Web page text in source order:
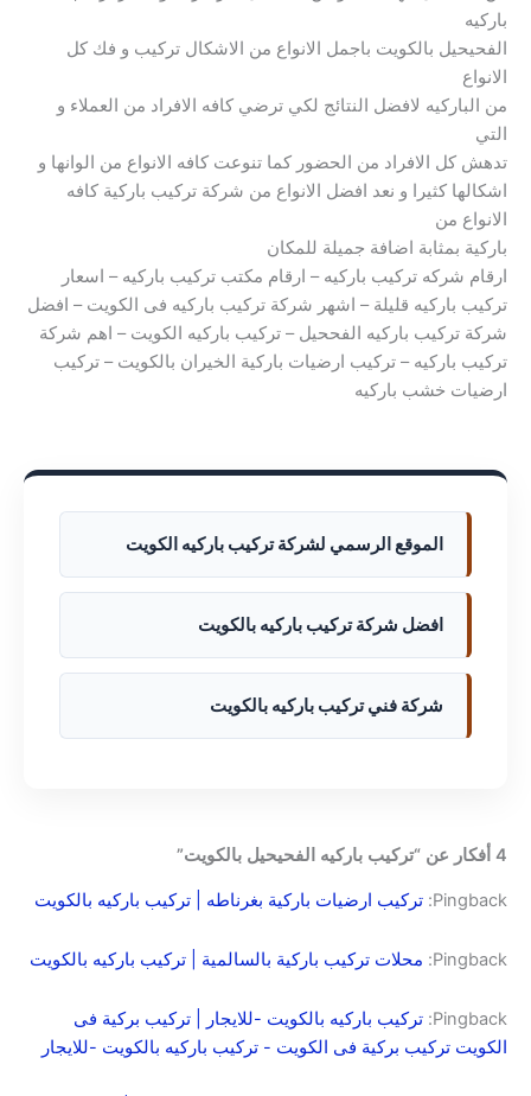
باركيه
الفحيحيل بالكويت باجمل الانواع من الاشكال تركيب و فك كل
الانواع
من الباركيه لافضل النتائج لكي ترضي كافه الافراد من العملاء و
التي
تدهش كل الافراد من الحضور كما تنوعت كافه الانواع من الوانها و
اشكالها كثيرا و نعد افضل الانواع من شركة تركيب باركية كافه
الانواع من
باركية بمثابة اضافة جميلة للمكان
ارقام شركه تركيب باركيه – ارقام مكتب تركيب باركيه – اسعار
تركيب باركيه قليلة – اشهر شركة تركيب باركيه فى الكويت – افضل
شركة تركيب باركيه الفححيل – تركيب باركيه الكويت – اهم شركة
تركيب باركيه – تركيب ارضيات باركية الخيران بالكويت – تركيب
ارضيات خشب باركيه
الموقع الرسمي لشركة تركيب باركيه الكويت
افضل شركة تركيب باركيه بالكويت
شركة فني تركيب باركيه بالكويت
4 أفكار عن “تركيب باركيه الفحيحيل بالكويت”
Pingback: تركيب ارضيات باركية بغرناطه | تركيب باركيه بالكويت
Pingback: محلات تركيب باركية بالسالمية | تركيب باركيه بالكويت
Pingback: تركيب باركيه بالكويت -للايجار | تركيب بركية فى
الكويت تركيب بركية فى الكويت - تركيب باركيه بالكويت -للايجار